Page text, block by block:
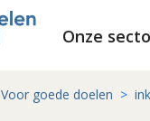
Onze
Voor goede doelen